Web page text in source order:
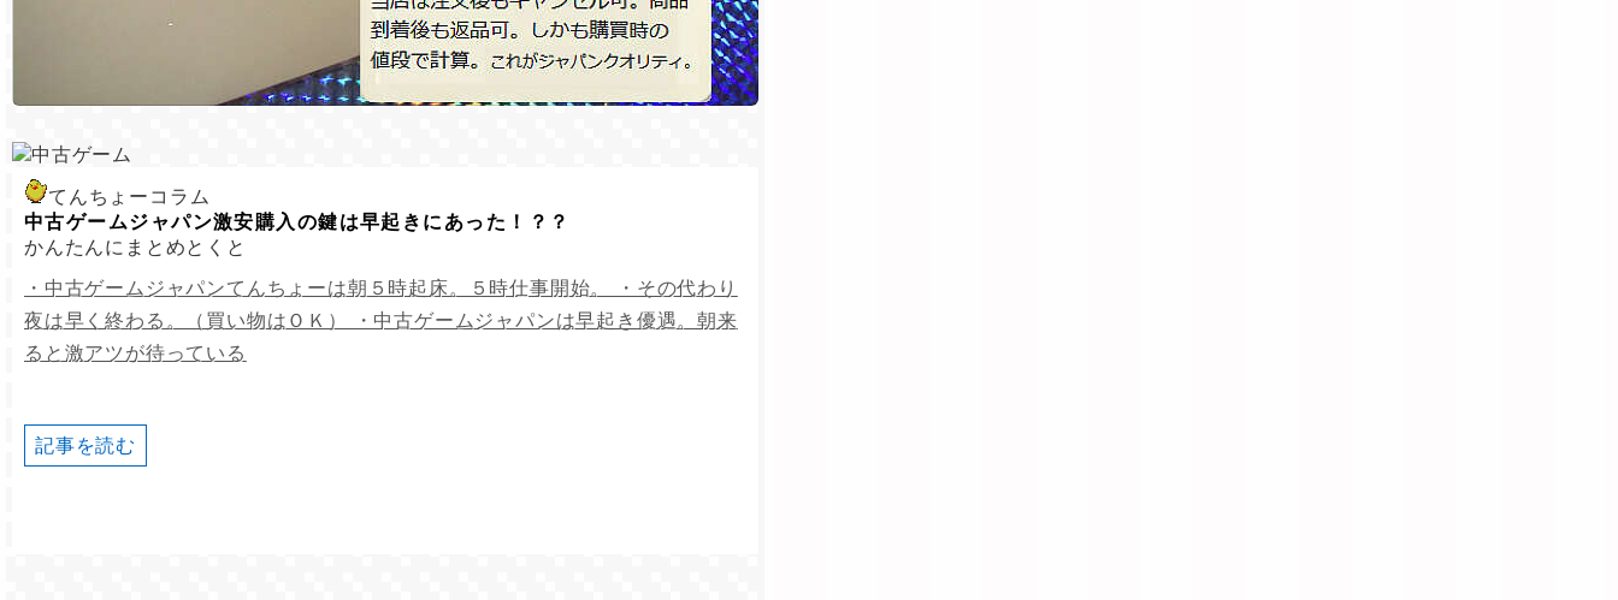
てんちょーコラム
中古ゲームジャパン激安購入の鍵は早起きにあった！？？
かんたんにまとめとくと
・中古ゲームジャパンてんちょーは朝５時起床。５時仕事開始。 ・その代わり
夜は早く終わる。（買い物はＯＫ） ・中古ゲームジャパンは早起き優遇。朝来
ると激アツが待っている
記事を読む